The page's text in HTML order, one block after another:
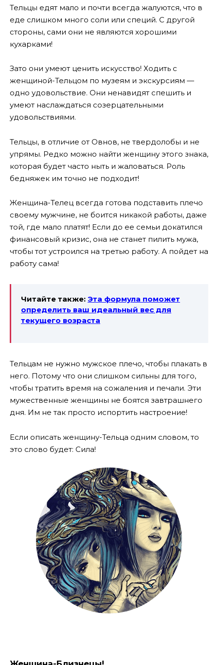
Тельцы едят мало и почти всегда жалуются, что в
еде слишком много соли или специй. С другой
стороны, сами они не являются хорошими
кухарками!
Зато они умеют ценить искусство! Ходить с
женщиной-Тельцом по музеям и экскурсиям —
одно удовольствие. Они ненавидят спешить и
умеют наслаждаться созерцательными
удовольствиями.
Тельцы, в отличие от Овнов, не твердолобы и не
упрямы. Редко можно найти женщину этого знака,
которая будет часто ныть и жаловаться. Роль
бедняжек им точно не подходит!
Женщина-Телец всегда готова подставить плечо
своему мужчине, не боится никакой работы, даже
той, где мало платят! Если до ее семьи докатился
финансовый кризис, она не станет пилить мужа,
чтобы тот устроился на третью работу. А пойдет на
работу сама!
Читайте также: Эта формула поможет
определить ваш идеальный вес для
текущего возраста
Тельцам не нужно мужское плечо, чтобы плакать в
него. Потому что они слишком сильны для того,
чтобы тратить время на сожаления и печали. Эти
мужественные женщины не боятся завтрашнего
дня. Им не так просто испортить настроение!
Если описать женщину-Тельца одним словом, то
это слово будет: Сила!